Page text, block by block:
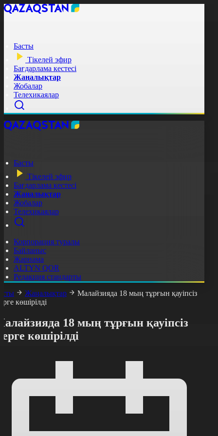
Басты
Тікелей эфир
Бағдарлама кестесі
Жаңалықтар
Жобалар
Телехикаялар
Басты
Тікелей эфир
Бағдарлама кестесі
Жаңалықтар
Жобалар
Телехикаялар
Корпорация туралы
Байланыс
Жарнама
ALTYN QOR
Редакция стандарты
Жаңалықтар
Малайзияда 18 мың тұрғын қауіпсіз
көшірілді
18 мың тұрғын қауіпсіз
көшірілді